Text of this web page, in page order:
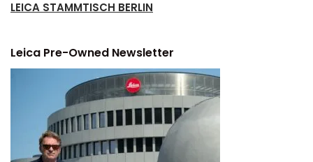
LEICA STAMMTISCH BERLIN
Leica Pre-Owned Newsletter